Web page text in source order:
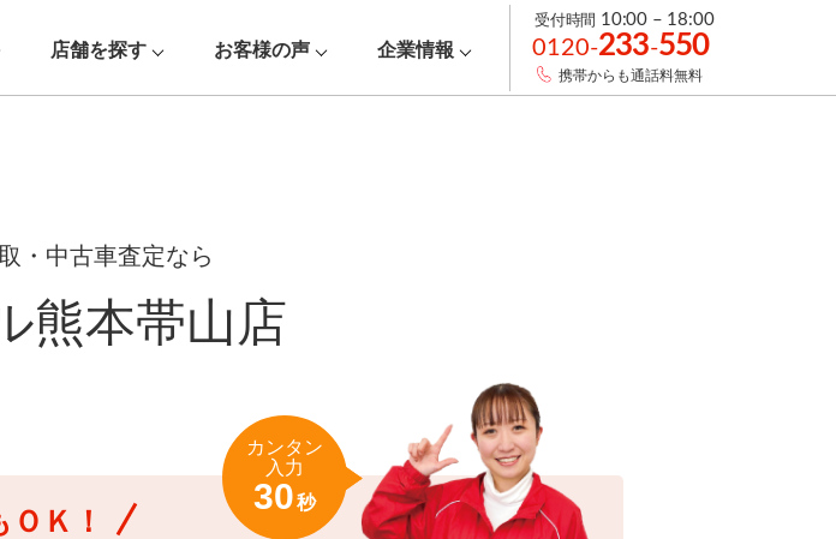
店舗を探す お客様の声 企業情報
受付時間 10:00 – 18:00
0120-233-550
携帯からも通話料無料
・中古車査定なら
熊本帯山店
Ｋ！
カンタン
入力
30秒